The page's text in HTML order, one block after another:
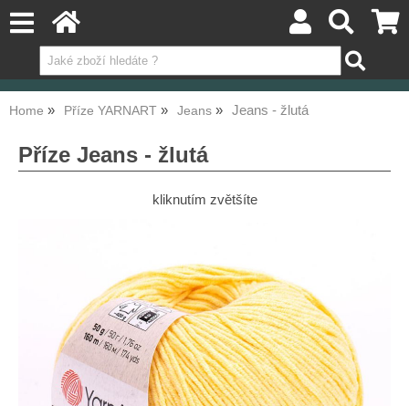
Home Příze YARNART Jeans Jeans - žlutá
Příze Jeans - žlutá
kliknutím zvětšíte